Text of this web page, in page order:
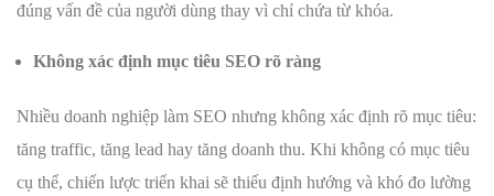
đúng vấn đề của người dùng thay vì chỉ chứa từ khóa.
Không xác định mục tiêu SEO rõ ràng
Nhiều doanh nghiệp làm SEO nhưng không xác định rõ mục tiêu:
tăng traffic, tăng lead hay tăng doanh thu. Khi không có mục tiêu
cụ thể, chiến lược triển khai sẽ thiếu định hướng và khó đo lường